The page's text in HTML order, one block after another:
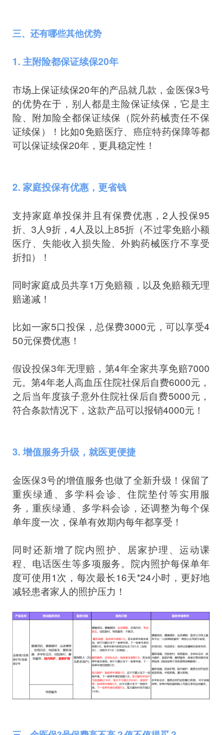
三、还有哪些其他优势
1. 主附险都保证续保20年
市场上保证续保20年的产品就几款，金医保3号
的优势在于，别人都是主险保证续保，它是主
险、附加险全都保证续保（院外药械责任不保
证续保）！比如0免赔医疗、癌症特药保障等都
可以保证续保20年，更具稳定性！
2. 家庭投保有优惠，更省钱
支持家庭单投保并且有保费优惠，2人投保95
折、3人9折，4人及以上85折（不过零免赔小额
医疗、失能收入损失险、外购药械医疗不享受
折扣）！
同时家庭成员共享1万免赔额，以及免赔额无理
赔递减！
比如一家5口投保，总保费3000元，可以享受4
50元保费优惠！
假设投保3年无理赔，第4年全家共享免赔7000
元。第4年老人高血压住院社保后自费6000元，
之后当年度孩子意外住院社保后自费5000元，
符合条款情况下，这款产品可以报销4000元！
3. 增值服务升级，就医更便捷
金医保3号的增值服务也做了全新升级！保留了
重疾绿通、多学科会诊、住院垫付等实用服
务，重疾绿通、多学科会诊，还调整为每个保
单年度一次，保单有效期内每年都享受！
同时还新增了院内照护、居家护理、运动课
程、电话医生等多项服务。院内照护每保单年
度可使用1次，每次最长16天*24小时，更好地
减轻患者家人的照护压力！